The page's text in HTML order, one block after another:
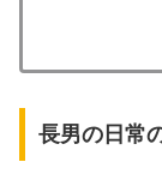
長男の日常